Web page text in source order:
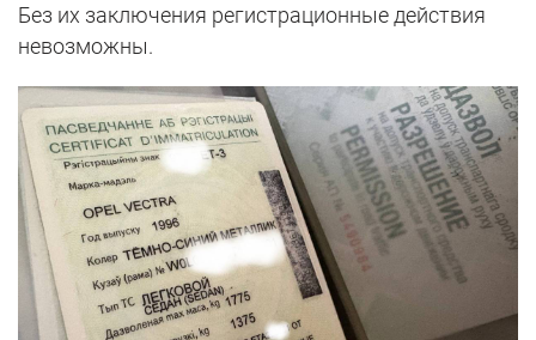
Без их заключения регистрационные действия
невозможны.